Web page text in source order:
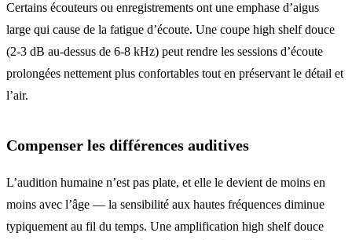
Certains écouteurs ou enregistrements ont une emphase d’aigus
large qui cause de la fatigue d’écoute. Une coupe high shelf douce
(2-3 dB au-dessus de 6-8 kHz) peut rendre les sessions d’écoute
prolongées nettement plus confortables tout en préservant le détail et
l’air.
Compenser les différences auditives
L’audition humaine n’est pas plate, et elle le devient de moins en
moins avec l’âge — la sensibilité aux hautes fréquences diminue
typiquement au fil du temps. Une amplification high shelf douce